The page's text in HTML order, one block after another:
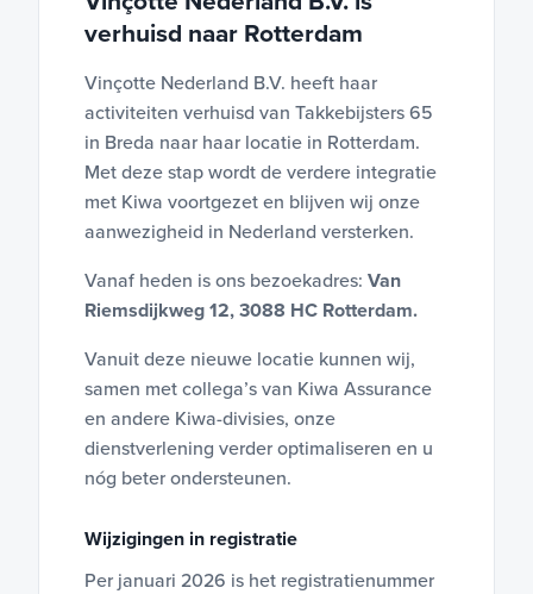
verhuisd naar Rotterdam
Vinçotte Nederland B.V. heeft haar
activiteiten verhuisd van Takkebijsters 65
in Breda naar haar locatie in Rotterdam.
Met deze stap wordt de verdere integratie
met Kiwa voortgezet en blijven wij onze
aanwezigheid in Nederland versterken.
Vanaf heden is ons bezoekadres: Van
Riemsdijkweg 12, 3088 HC Rotterdam.
Vanuit deze nieuwe locatie kunnen wij,
samen met collega’s van Kiwa Assurance
en andere Kiwa-divisies, onze
dienstverlening verder optimaliseren en u
nóg beter ondersteunen.
Wijzigingen in registratie
Per januari 2026 is het registratienummer